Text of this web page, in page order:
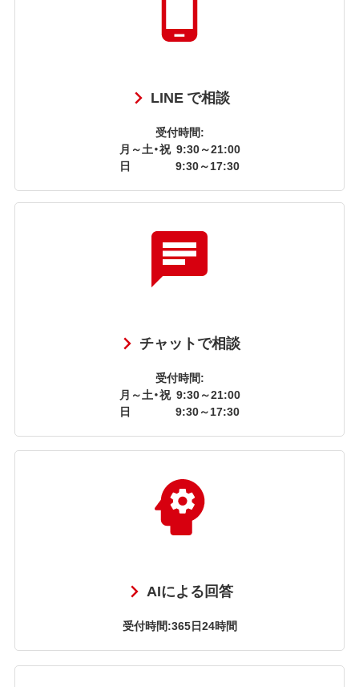
LINE で相談
受付時間:
月～土・祝 9:30～21:00
日
9:30～17:30
チャットで相談
受付時間:
月～土・祝 9:30～21:00
日
9:30～17:30
AIによる回答
受付時間:365日24時間